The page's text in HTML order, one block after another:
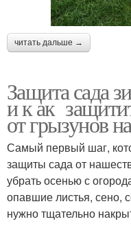
читать дальше →
Защита сада
и к ак
от грызунов
Самый первый шаг,
защиты сада от
убрать осенью с
опавшие листья, сено,
нужно тщательно